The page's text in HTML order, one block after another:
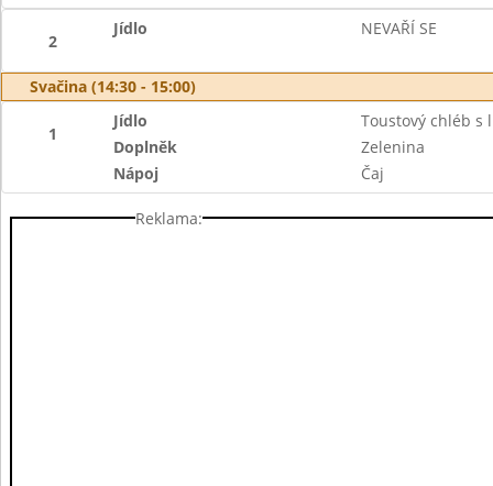
2
Jídlo NEVAŘÍ SE
Svačina (14:30 - 15:00)
1
Jídlo
Toustový chléb s
Doplněk
Zelenina
Nápoj
Čaj
Reklama: